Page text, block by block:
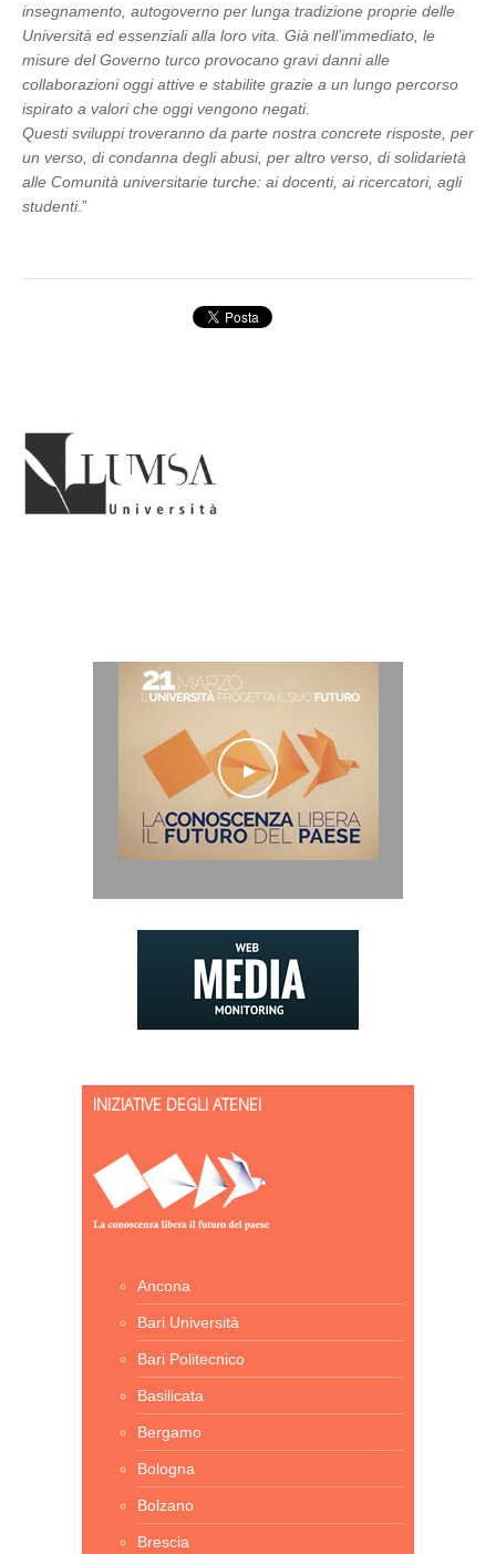
insegnamento, autogoverno per lunga tradizione proprie delle
Università ed essenziali alla loro vita. Già nell’immediato, le
misure del Governo turco provocano gravi danni alle
collaborazioni oggi attive e stabilite grazie a un lungo percorso
ispirato a valori che oggi vengono negati.
Questi sviluppi troveranno da parte nostra concrete risposte, per
un verso, di condanna degli abusi, per altro verso, di solidarietà
alle Comunità universitarie turche: ai docenti, ai ricercatori, agli
studenti.”
INIZIATIVE DEGLI ATENEI
Ancona
Bari Università
Bari Politecnico
Basilicata
Bergamo
Bologna
Bolzano
Brescia